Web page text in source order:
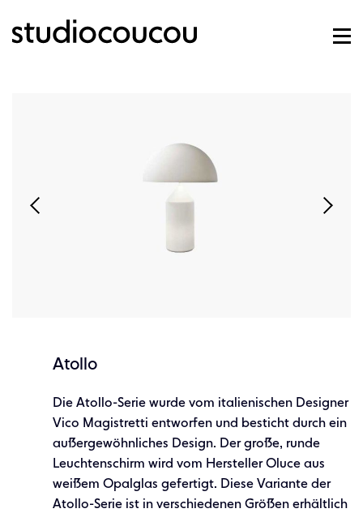
Atollo
Die Atollo-Serie wurde vom italienischen Designer
Vico Magistretti entworfen und besticht durch ein
außergewöhnliches Design. Der große, runde
Leuchtenschirm wird vom Hersteller Oluce aus
weißem Opalglas gefertigt. Diese Variante der
Atollo-Serie ist in verschiedenen Größen erhältlich